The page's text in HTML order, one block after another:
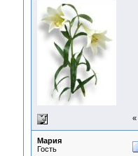
«
Мария
Гость